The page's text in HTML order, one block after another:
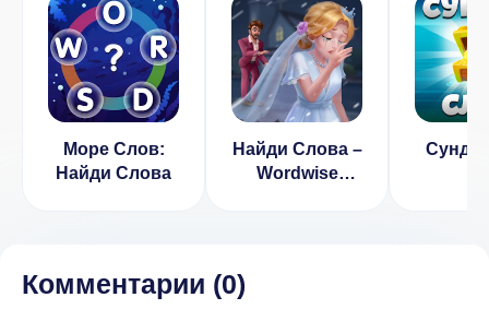
Море Слов:
Найди Слова
Найди Слова –
Wordwise
Комментарии (0)